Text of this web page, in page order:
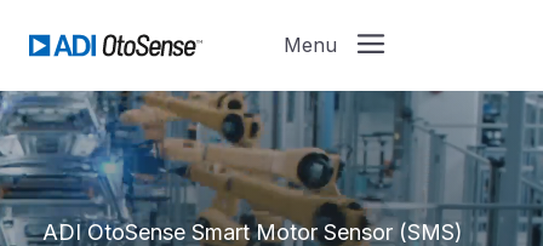
ADI OtoSense Smart Motor Sensor (SMS)